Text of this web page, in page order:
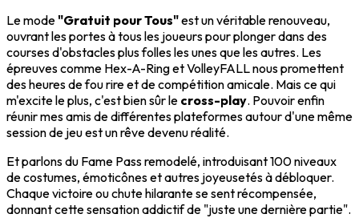
Le mode"Gratuit pour Tous"est un véritable renouveau,
ouvrant les portes à tous les joueurs pour plonger dans des
courses d'obstacles plus folles les unes que les autres. Les
épreuves comme Hex-A-Ring et VolleyFALL nous promettent
des heures de fou rire et de compétition amicale. Mais ce qui
m'excite le plus, c'est bien sûr le cross-play. Pouvoir enfin
réunir mes amis de différentes plateformes autour d'une même
session de jeu est un rêve devenu réalité.
Et parlons du Fame Pass remodelé, introduisant 100 niveaux
de costumes, émoticônes et autres joyeusetés à débloquer.
Chaque victoire ou chute hilarante se sent récompensée,
donnant cette sensation addictif de "juste une dernière partie".